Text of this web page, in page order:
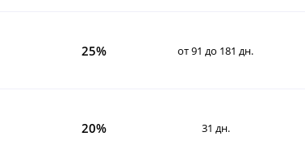
25% от 91 до 181 дн.
20% 31 дн.